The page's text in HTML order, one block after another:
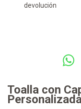
devolución
Toalla con
Personalizada